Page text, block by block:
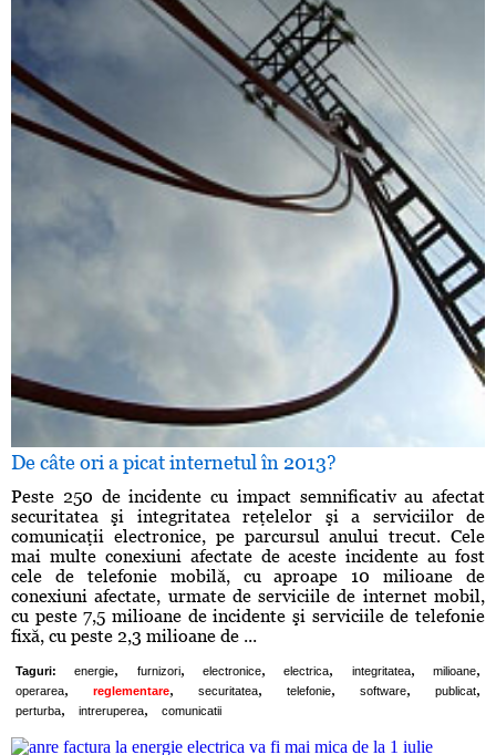
De câte ori a picat internetul în 2013?
Peste 250 de incidente cu impact semnificativ au afectat
securitatea şi integritatea reţelelor şi a serviciilor de
comunicaţii electronice, pe parcursul anului trecut. Cele
mai multe conexiuni afectate de aceste incidente au fost
cele de telefonie mobilă, cu aproape 10 milioane de
conexiuni afectate, urmate de serviciile de internet mobil,
cu peste 7,5 milioane de incidente şi serviciile de telefonie
fixă, cu peste 2,3 milioane de ...
Taguri: energie, furnizori, electronice, electrica, integritatea, milioane,
operarea, reglementare, securitatea, telefonie, software, publicat,
perturba, intreruperea, comunicatii